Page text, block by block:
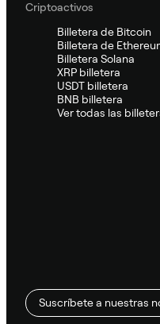
Criptoactivos
Billetera de Bitcoin
Billetera de
Billetera Solana
XRP billetera
USDT billetera
BNB billetera
Ver todas las
Suscríbete a nuestras